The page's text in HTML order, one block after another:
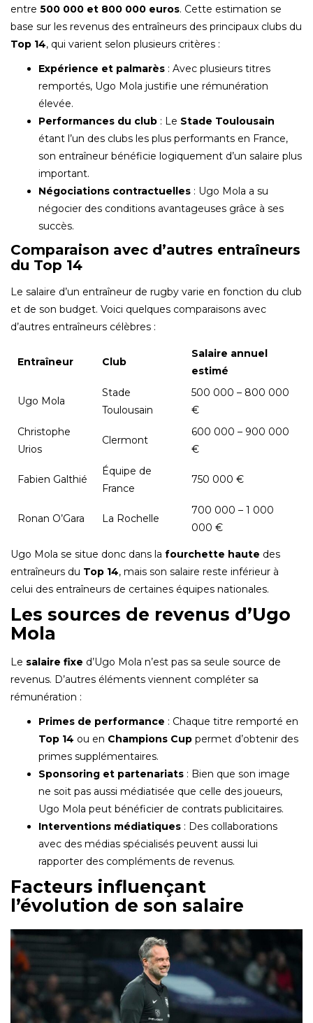
entre 500 000 et 800 000 euros. Cette estimation se
base sur les revenus des entraîneurs des principaux clubs du
Top 14, qui varient selon plusieurs critères :
Expérience et palmarès : Avec plusieurs titres
remportés, Ugo Mola justifie une rémunération
élevée.
Performances du club : Le Stade Toulousain
étant l’un des clubs les plus performants en France,
son entraîneur bénéficie logiquement d’un salaire plus
important.
Négociations contractuelles : Ugo Mola a su
négocier des conditions avantageuses grâce à ses
succès.
Comparaison avec d’autres entraîneurs
du Top 14
Le salaire d’un entraîneur de rugby varie en fonction du club
et de son budget. Voici quelques comparaisons avec
d’autres entraîneurs célèbres :
Entraîneur Club
Salaire annuel
estimé
Ugo Mola
Stade
Toulousain
500 000 – 800 000
€
Christophe
Urios
Clermont
600 000 – 900 000
€
Fabien Galthié
Équipe de
France
750 000 €
Ronan O’Gara La Rochelle
700 000 – 1 000
000 €
Ugo Mola se situe donc dans la fourchette haute des
entraîneurs du Top 14, mais son salaire reste inférieur à
celui des entraîneurs de certaines équipes nationales.
Les sources de revenus d’Ugo
Mola
Le salaire fixe d’Ugo Mola n’est pas sa seule source de
revenus. D’autres éléments viennent compléter sa
rémunération :
Primes de performance : Chaque titre remporté en
Top 14 ou en Champions Cup permet d’obtenir des
primes supplémentaires.
Sponsoring et partenariats : Bien que son image
ne soit pas aussi médiatisée que celle des joueurs,
Ugo Mola peut bénéficier de contrats publicitaires.
Interventions médiatiques : Des collaborations
avec des médias spécialisés peuvent aussi lui
rapporter des compléments de revenus.
Facteurs influençant
l’évolution de son salaire